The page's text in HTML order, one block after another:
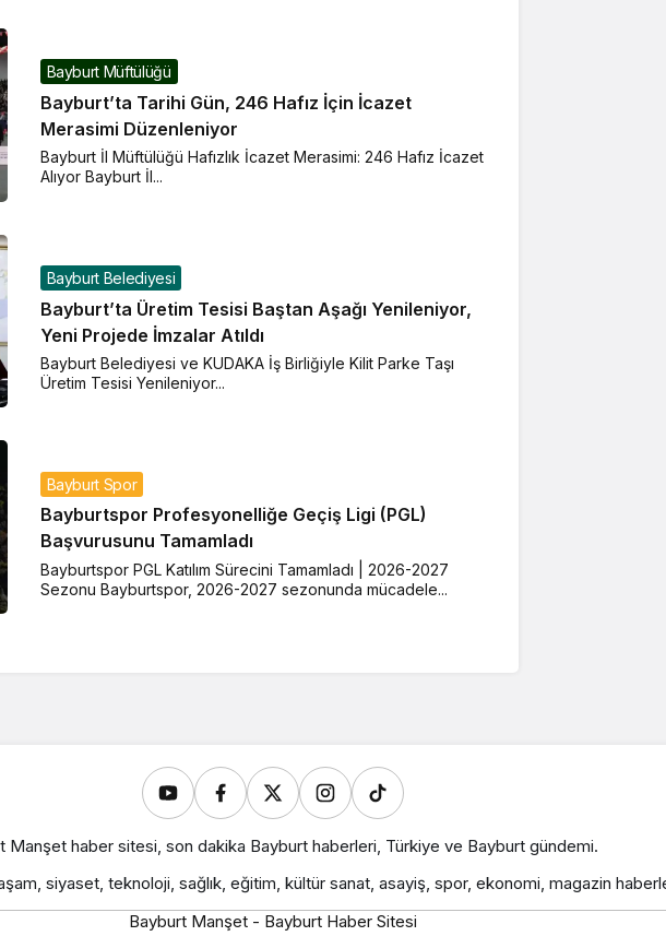
Bayburt Müftülüğü
Bayburt’ta Tarihi Gün, 246 Hafız İçin İcazet
Merasimi Düzenleniyor
Bayburt İl Müftülüğü Hafızlık İcazet Merasimi: 246 Hafız İcazet
Alıyor Bayburt İl...
Bayburt Belediyesi
Bayburt’ta Üretim Tesisi Baştan Aşağı Yenileniyor,
Yeni Projede İmzalar Atıldı
Bayburt Belediyesi ve KUDAKA İş Birliğiyle Kilit Parke Taşı
Üretim Tesisi Yenileniyor...
Bayburt Spor
Bayburtspor Profesyonelliğe Geçiş Ligi (PGL)
Başvurusunu Tamamladı
Bayburtspor PGL Katılım Sürecini Tamamladı | 2026-2027
Sezonu Bayburtspor, 2026-2027 sezonunda mücadele...
Manşet haber sitesi, son dakika Bayburt haberleri, Türkiye ve Bayburt gündemi.
siyaset, teknoloji, sağlık, eğitim, kültür sanat, asayiş, spor, ekonomi, magazin
Bayburt Manşet - Bayburt Haber Sitesi